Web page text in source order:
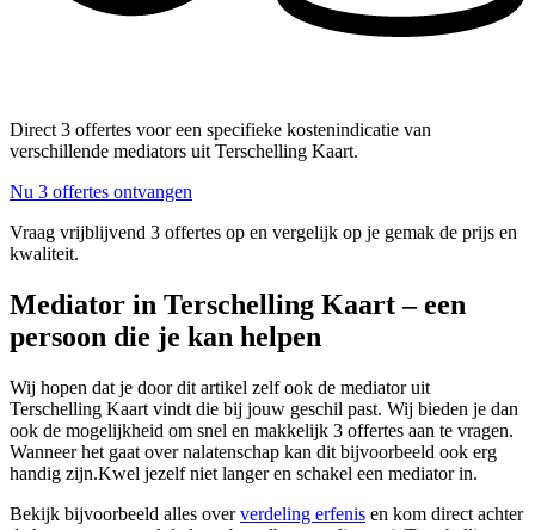
Direct 3 offertes voor een specifieke kostenindicatie van
verschillende mediators uit Terschelling Kaart.
Nu 3 offertes ontvangen
Vraag vrijblijvend 3 offertes op en vergelijk op je gemak de prijs en
kwaliteit.
Mediator in Terschelling Kaart – een
persoon die je kan helpen
Wij hopen dat je door dit artikel zelf ook de mediator uit
Terschelling Kaart vindt die bij jouw geschil past. Wij bieden je dan
ook de mogelijkheid om snel en makkelijk 3 offertes aan te vragen.
Wanneer het gaat over nalatenschap kan dit bijvoorbeeld ook erg
handig zijn.Kwel jezelf niet langer en schakel een mediator in.
Bekijk bijvoorbeeld alles oververdeling erfenis en kom direct achter